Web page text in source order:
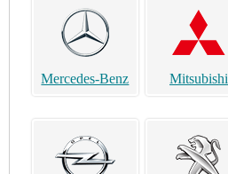
Mercedes-Benz Mitsubishi